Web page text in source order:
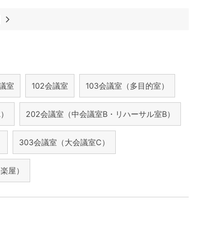
室 102会議室 103会議室（多目的室）
202会議室（中会議室B・リハーサル室B）
303会議室（大会議室C）
屋）